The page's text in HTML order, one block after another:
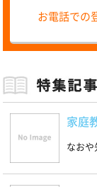
お電話での
家庭
なおや